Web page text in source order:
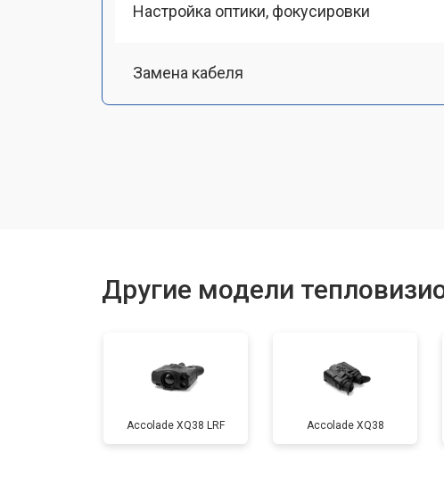
Настройка оптики, фокусировки
Замена кабеля
Другие модели
Accolade XQ38 LRF Accolade XQ38